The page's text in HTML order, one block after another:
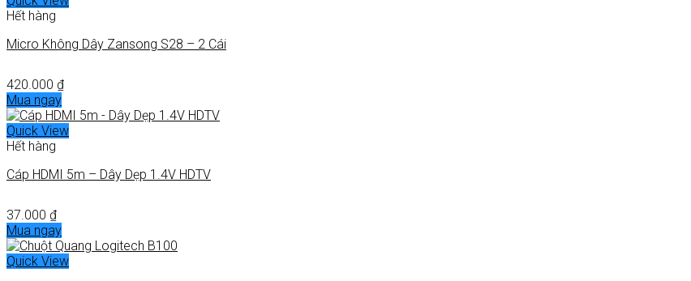
Hết hàng
Micro Không Dây Zansong S28 – 2 Cái
420.000 ₫
Mua ngay
Quick View
Hết hàng
Cáp HDMI 5m – Dây Dẹp 1.4V HDTV
37.000 ₫
Mua ngay
Quick View